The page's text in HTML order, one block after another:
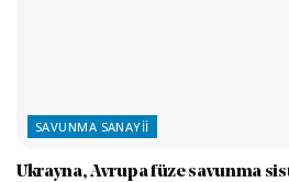
SAVUNMA SANAYII
Ukrayna, Avrupa füze savunma